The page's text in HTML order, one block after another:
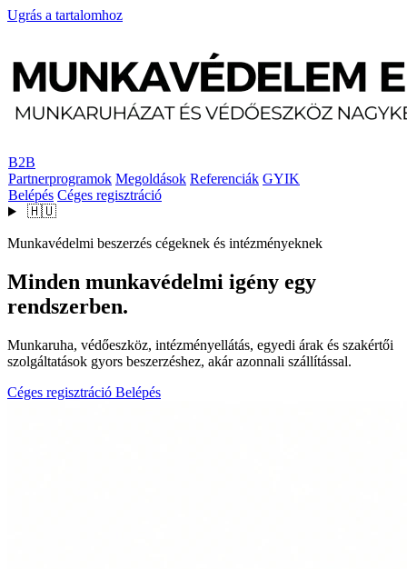
Ugrás a tartalomhoz
B2B
Partnerprogramok Megoldások Referenciák GYIK
Belépés Céges regisztráció
🇭🇺
Munkavédelmi beszerzés cégeknek és intézményeknek
Minden munkavédelmi igény egy
rendszerben.
Munkaruha, védőeszköz, intézményellátás, egyedi árak és szakértői
szolgáltatások gyors beszerzéshez, akár azonnali szállítással.
Céges regisztráció Belépés